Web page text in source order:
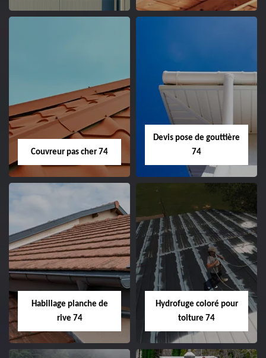
Couvreur pas cher 74
Devis pose de gouttière
74
Habillage planche de
rive 74
Hydrofuge coloré pour
toiture 74